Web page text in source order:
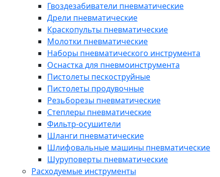
Гвоздезабиватели пневматические
Дрели пневматические
Краскопульты пневматические
Молотки пневматические
Наборы пневматического инструмента
Оснастка для пневмоинструмента
Пистолеты пескоструйные
Пистолеты продувочные
Резьборезы пневматические
Степлеры пневматические
Фильтр-осушители
Шланги пневматические
Шлифовальные машины пневматические
Шуруповерты пневматические
Расходуемые инструменты